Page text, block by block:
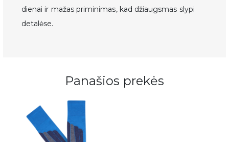
dienai ir mažas priminimas, kad džiaugsmas slypi
detalėse.
Panašios prekės